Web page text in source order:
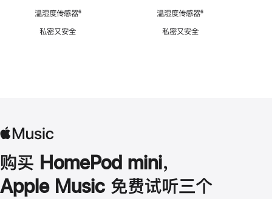
温湿度传感器脚
⁶
私密又安全
温湿度传感器脚
⁶
私密又安全
购买 HomePod mini，
Apple Music 免费试听三个